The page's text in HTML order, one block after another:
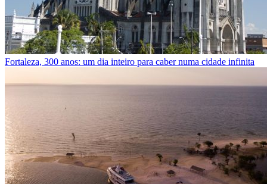
Fortaleza, 300 anos: um dia inteiro para caber numa cidade infinita